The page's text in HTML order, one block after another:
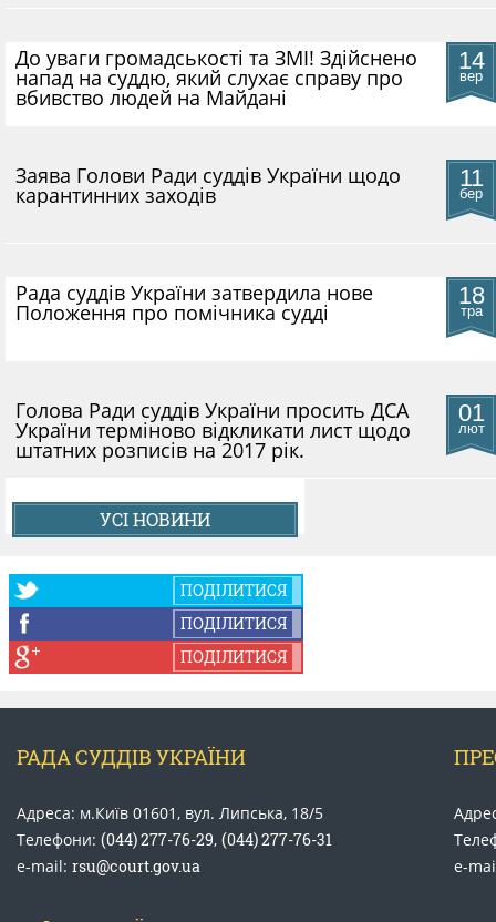
14
вер
До уваги громадськості та ЗМІ! Здійснено
напад на суддю, який слухає справу про
вбивство людей на Майдані
11
бер
​Заява Голови Ради суддів України щодо
карантинних заходів
18
тра
Рада суддів України затвердила нове
Положення про помічника судді
01
лют
Голова Ради суддів України просить ДСА
України терміново відкликати лист щодо
штатних розписів на 2017 рік.
УСІ НОВИНИ
ПОДІЛИТИСЯ
ПОДІЛИТИСЯ
ПОДІЛИТИСЯ
РАДА СУДДІВ УКРАЇНИ
Адреса: м.Київ 01601, вул. Липська, 18/5
Телефони: (044) 277-76-29, (044) 277-76-31
e-mail: rsu@court.gov.ua
e-